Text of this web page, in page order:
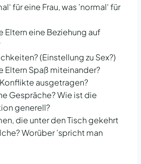
für eine Frau, was ’normal‘ für
Eltern eine Beziehung auf
(Einstellung zu Sex?)
Eltern Spaß miteinander?
ausgetragen?
Gespräche? Wie ist die
generell?
die unter den Tisch gekehrt
Worüber ’spricht man